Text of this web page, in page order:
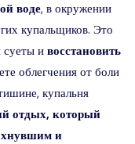
воде, в окружении
купальщиков. Это
суеты и восстановить
облегчения от боли
купальня
отдых, который
и